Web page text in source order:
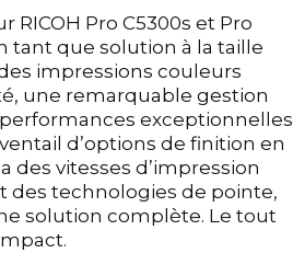
RICOH Pro C5300s et Pro
tant que solution à la taille
impressions couleurs
une remarquable gestion
exceptionnelles
d’options de finition en
des vitesses d’impression
des technologies de pointe,
solution complète. Le tout